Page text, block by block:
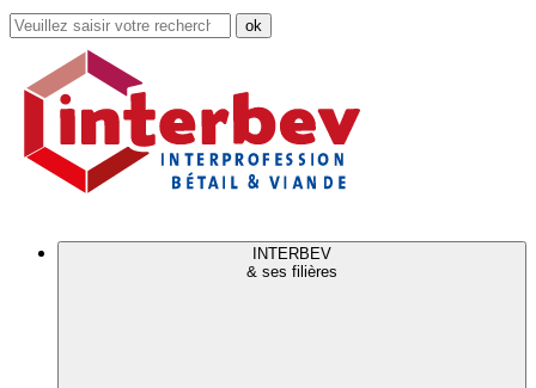
Rechercher
dans
site
INTERBEV
& ses filières